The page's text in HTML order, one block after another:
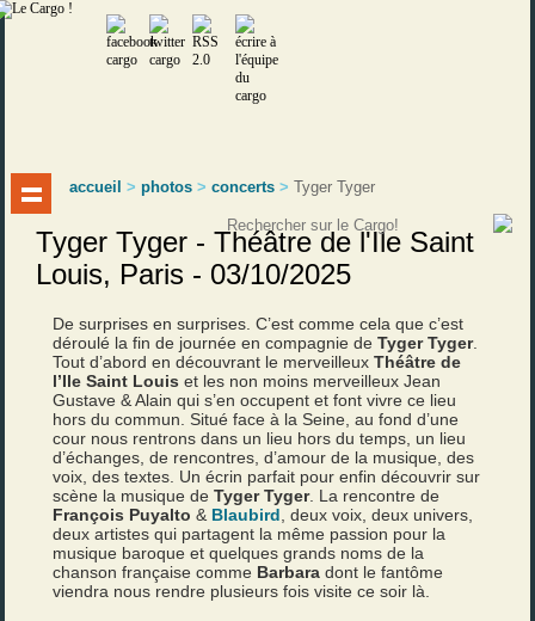
accueil >photos >concerts >Tyger Tyger
Tyger Tyger - Théâtre de l'Ile Saint
Louis, Paris - 03/10/2025
De surprises en surprises. C’est comme cela que c’est
déroulé la fin de journée en compagnie deTyger Tyger.
Tout d’abord en découvrant le merveilleuxThéâtre de
l’Ile Saint Louis et les non moins merveilleux Jean
Gustave & Alain qui s’en occupent et font vivre ce lieu
hors du commun. Situé face à la Seine, au fond d’une
cour nous rentrons dans un lieu hors du temps, un lieu
d’échanges, de rencontres, d’amour de la musique, des
voix, des textes. Un écrin parfait pour enfin découvrir sur
scène la musique deTyger Tyger. La rencontre de
François Puyalto & Blaubird , deux voix, deux univers,
deux artistes qui partagent la même passion pour la
musique baroque et quelques grands noms de la
chanson française comme Barbara dont le fantôme
viendra nous rendre plusieurs fois visite ce soir là.